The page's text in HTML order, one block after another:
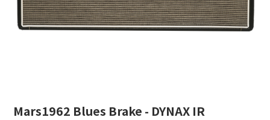
Mars1962 Blues Brake - DYNAX IR